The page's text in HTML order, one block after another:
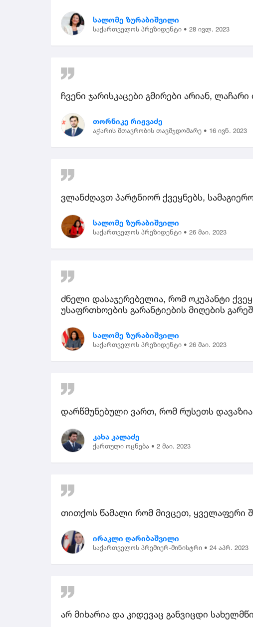
სალომე ზურაბიშვილი
საქართველოს პრეზიდენტი • 28 ივლ. 2023
ჩვენი ჯარისკაცები გმირები არიან,
თორნიკე რიჟვაძე
აჭარის მთავრობის თავმჯდომარე • 16 ივნ. 2023
ვლანძღავთ პარტნიორ ქვეყნებს,
სალომე ზურაბიშვილი
საქართველოს პრეზიდენტი • 26 მაი. 2023
ძნელი დასაჯერებელია, რომ ოკუპანტი
უსაფრთხოების გარანტიების მიღების
სალომე ზურაბიშვილი
საქართველოს პრეზიდენტი • 26 მაი. 2023
დარწმუნებული ვართ, რომ რუსეთს
კახა კალაძე
ქართული ოცნება • 2 მაი. 2023
თითქოს წამალი რომ მივცეთ, ყველაფერი
ირაკლი ღარიბაშვილი
საქართველოს პრემიერ-მინისტრი • 24 აპრ. 2023
არ მიხარია და კიდევაც განვიცდი